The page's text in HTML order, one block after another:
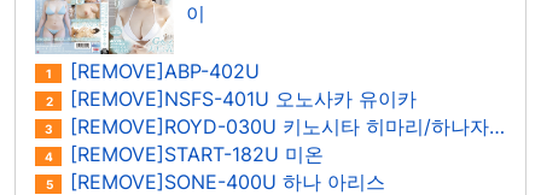
이
1 [REMOVE]ABP-402U
2 [REMOVE]NSFS-401U 오노사카 유이카
3 [REMOVE]ROYD-030U 키노시타 히마리/하나자와 히마리
4 [REMOVE]START-182U 미온
5 [REMOVE]SONE-400U 하나 아리스